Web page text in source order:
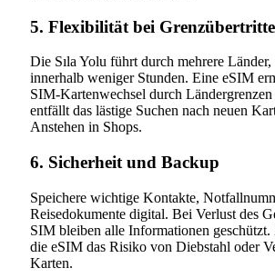
5. Flexibilität bei
Die Sıla Yolu führt durch mehrere
innerhalb weniger Stunden. Eine eSIM
SIM-Kartenwechsel durch Ländergrenzen
entfällt das lästige Suchen nach neuen
Anstehen in Shops.
6. Sicherheit und Backup
Speichere wichtige Kontakte,
Reisedokumente digital. Bei Verlust des
SIM bleiben alle Informationen
die eSIM das Risiko von Diebstahl oder
Karten.